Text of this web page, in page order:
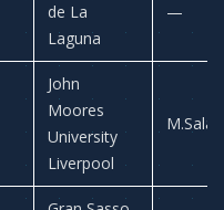
de La
Laguna
—
John
Moores
University
Liverpool